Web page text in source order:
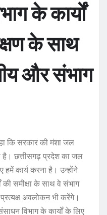
के कार्यों
के साथ
और संभाग
कि सरकार की मंशा जल
है। छत्तीसगढ़ प्रदेश का जल
कार्य करना है। उन्होंने
की समीक्षा के साथ वे संभाग
प्रत्यक्ष अवलोकन भी करेंगे।
विभाग के कार्यों के लिए